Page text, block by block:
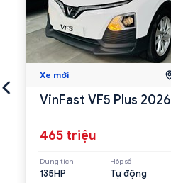
Xe mới
VinFast VF5 Plus 2026
465 triệu
Dung tích
135HP
Hộp số
Tự động